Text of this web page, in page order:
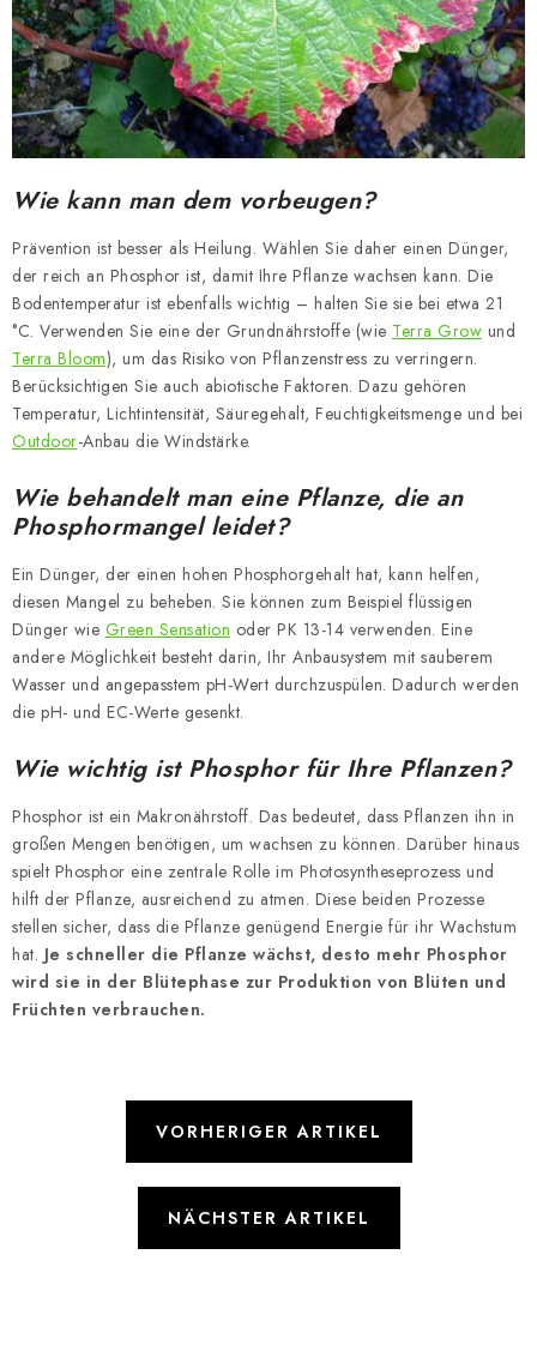
Wie kann man dem vorbeugen?
Prävention ist besser als Heilung. Wählen Sie daher einen Dünger,
der reich an Phosphor ist, damit Ihre Pflanze wachsen kann. Die
Bodentemperatur ist ebenfalls wichtig – halten Sie sie bei etwa 21
°C. Verwenden Sie eine der Grundnährstoffe (wie Terra Grow und
Terra Bloom), um das Risiko von Pflanzenstress zu verringern.
Berücksichtigen Sie auch abiotische Faktoren. Dazu gehören
Temperatur, Lichtintensität, Säuregehalt, Feuchtigkeitsmenge und bei
Outdoor-Anbau die Windstärke.
Wie behandelt man eine Pflanze, die an
Phosphormangel leidet?
Ein Dünger, der einen hohen Phosphorgehalt hat, kann helfen,
diesen Mangel zu beheben. Sie können zum Beispiel flüssigen
Dünger wie Green Sensation oder PK 13-14 verwenden. Eine
andere Möglichkeit besteht darin, Ihr Anbausystem mit sauberem
Wasser und angepasstem pH-Wert durchzuspülen. Dadurch werden
die pH- und EC-Werte gesenkt.
Wie wichtig ist Phosphor für Ihre Pflanzen?
Phosphor ist ein Makronährstoff. Das bedeutet, dass Pflanzen ihn in
großen Mengen benötigen, um wachsen zu können. Darüber hinaus
spielt Phosphor eine zentrale Rolle im Photosyntheseprozess und
hilft der Pflanze, ausreichend zu atmen. Diese beiden Prozesse
stellen sicher, dass die Pflanze genügend Energie für ihr Wachstum
hat. Je schneller die Pflanze wächst, desto mehr Phosphor
wird sie in der Blütephase zur Produktion von Blüten und
Früchten verbrauchen.
VORHERIGER ARTIKEL
NÄCHSTER ARTIKEL